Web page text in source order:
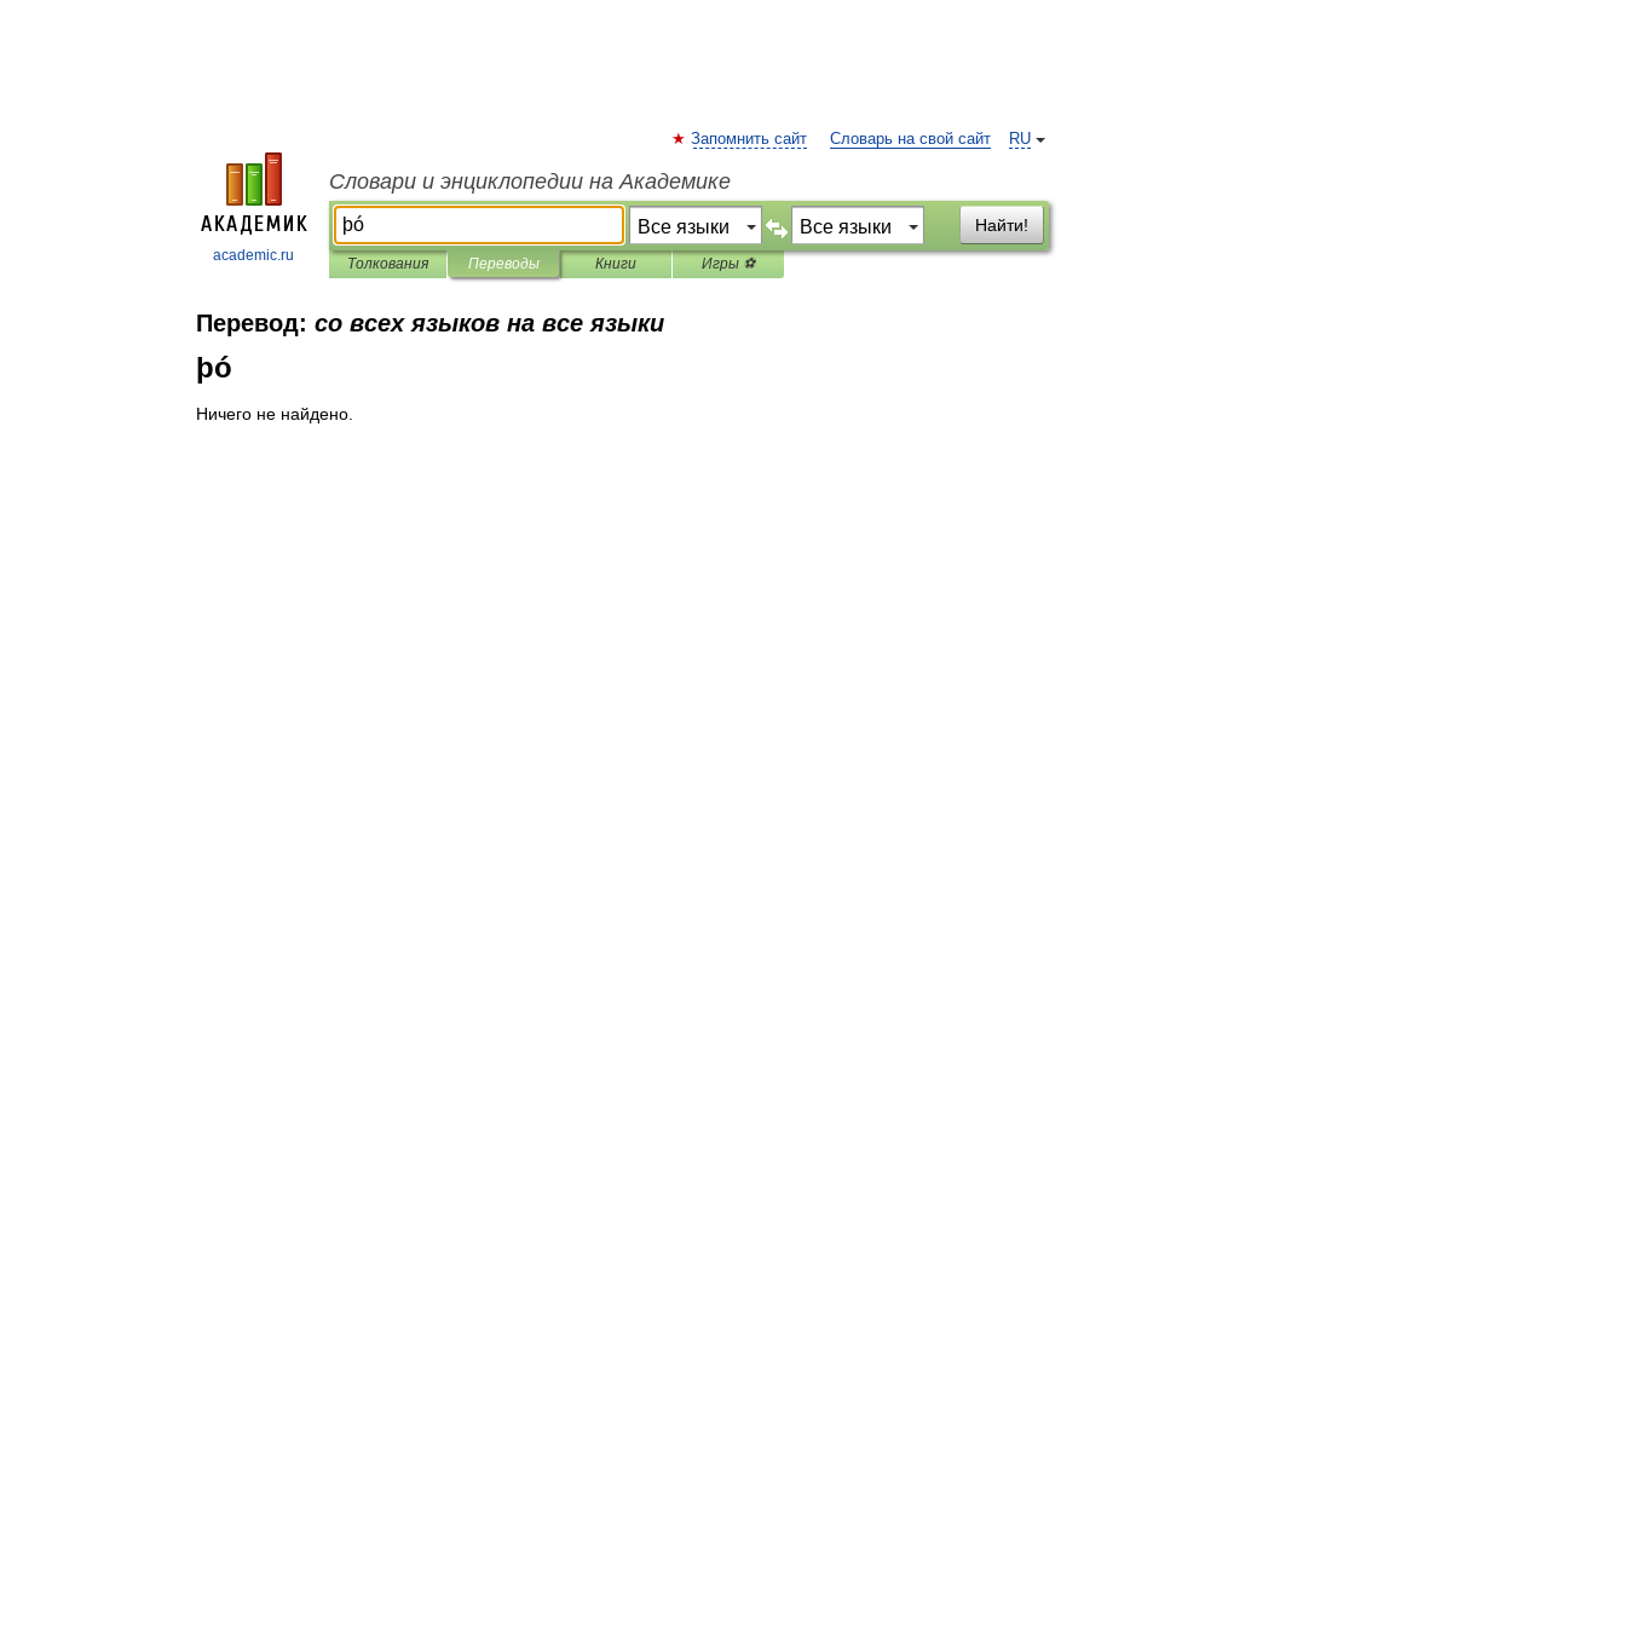
academic.ru
RU
Запомнить сайт Словарь на свой сайт
Словари и энциклопедии на Академике
Найти!
Толкования Переводы Книги Игры ⚽
Перевод: со всех языков на все языки
þó
Ничего не найдено.